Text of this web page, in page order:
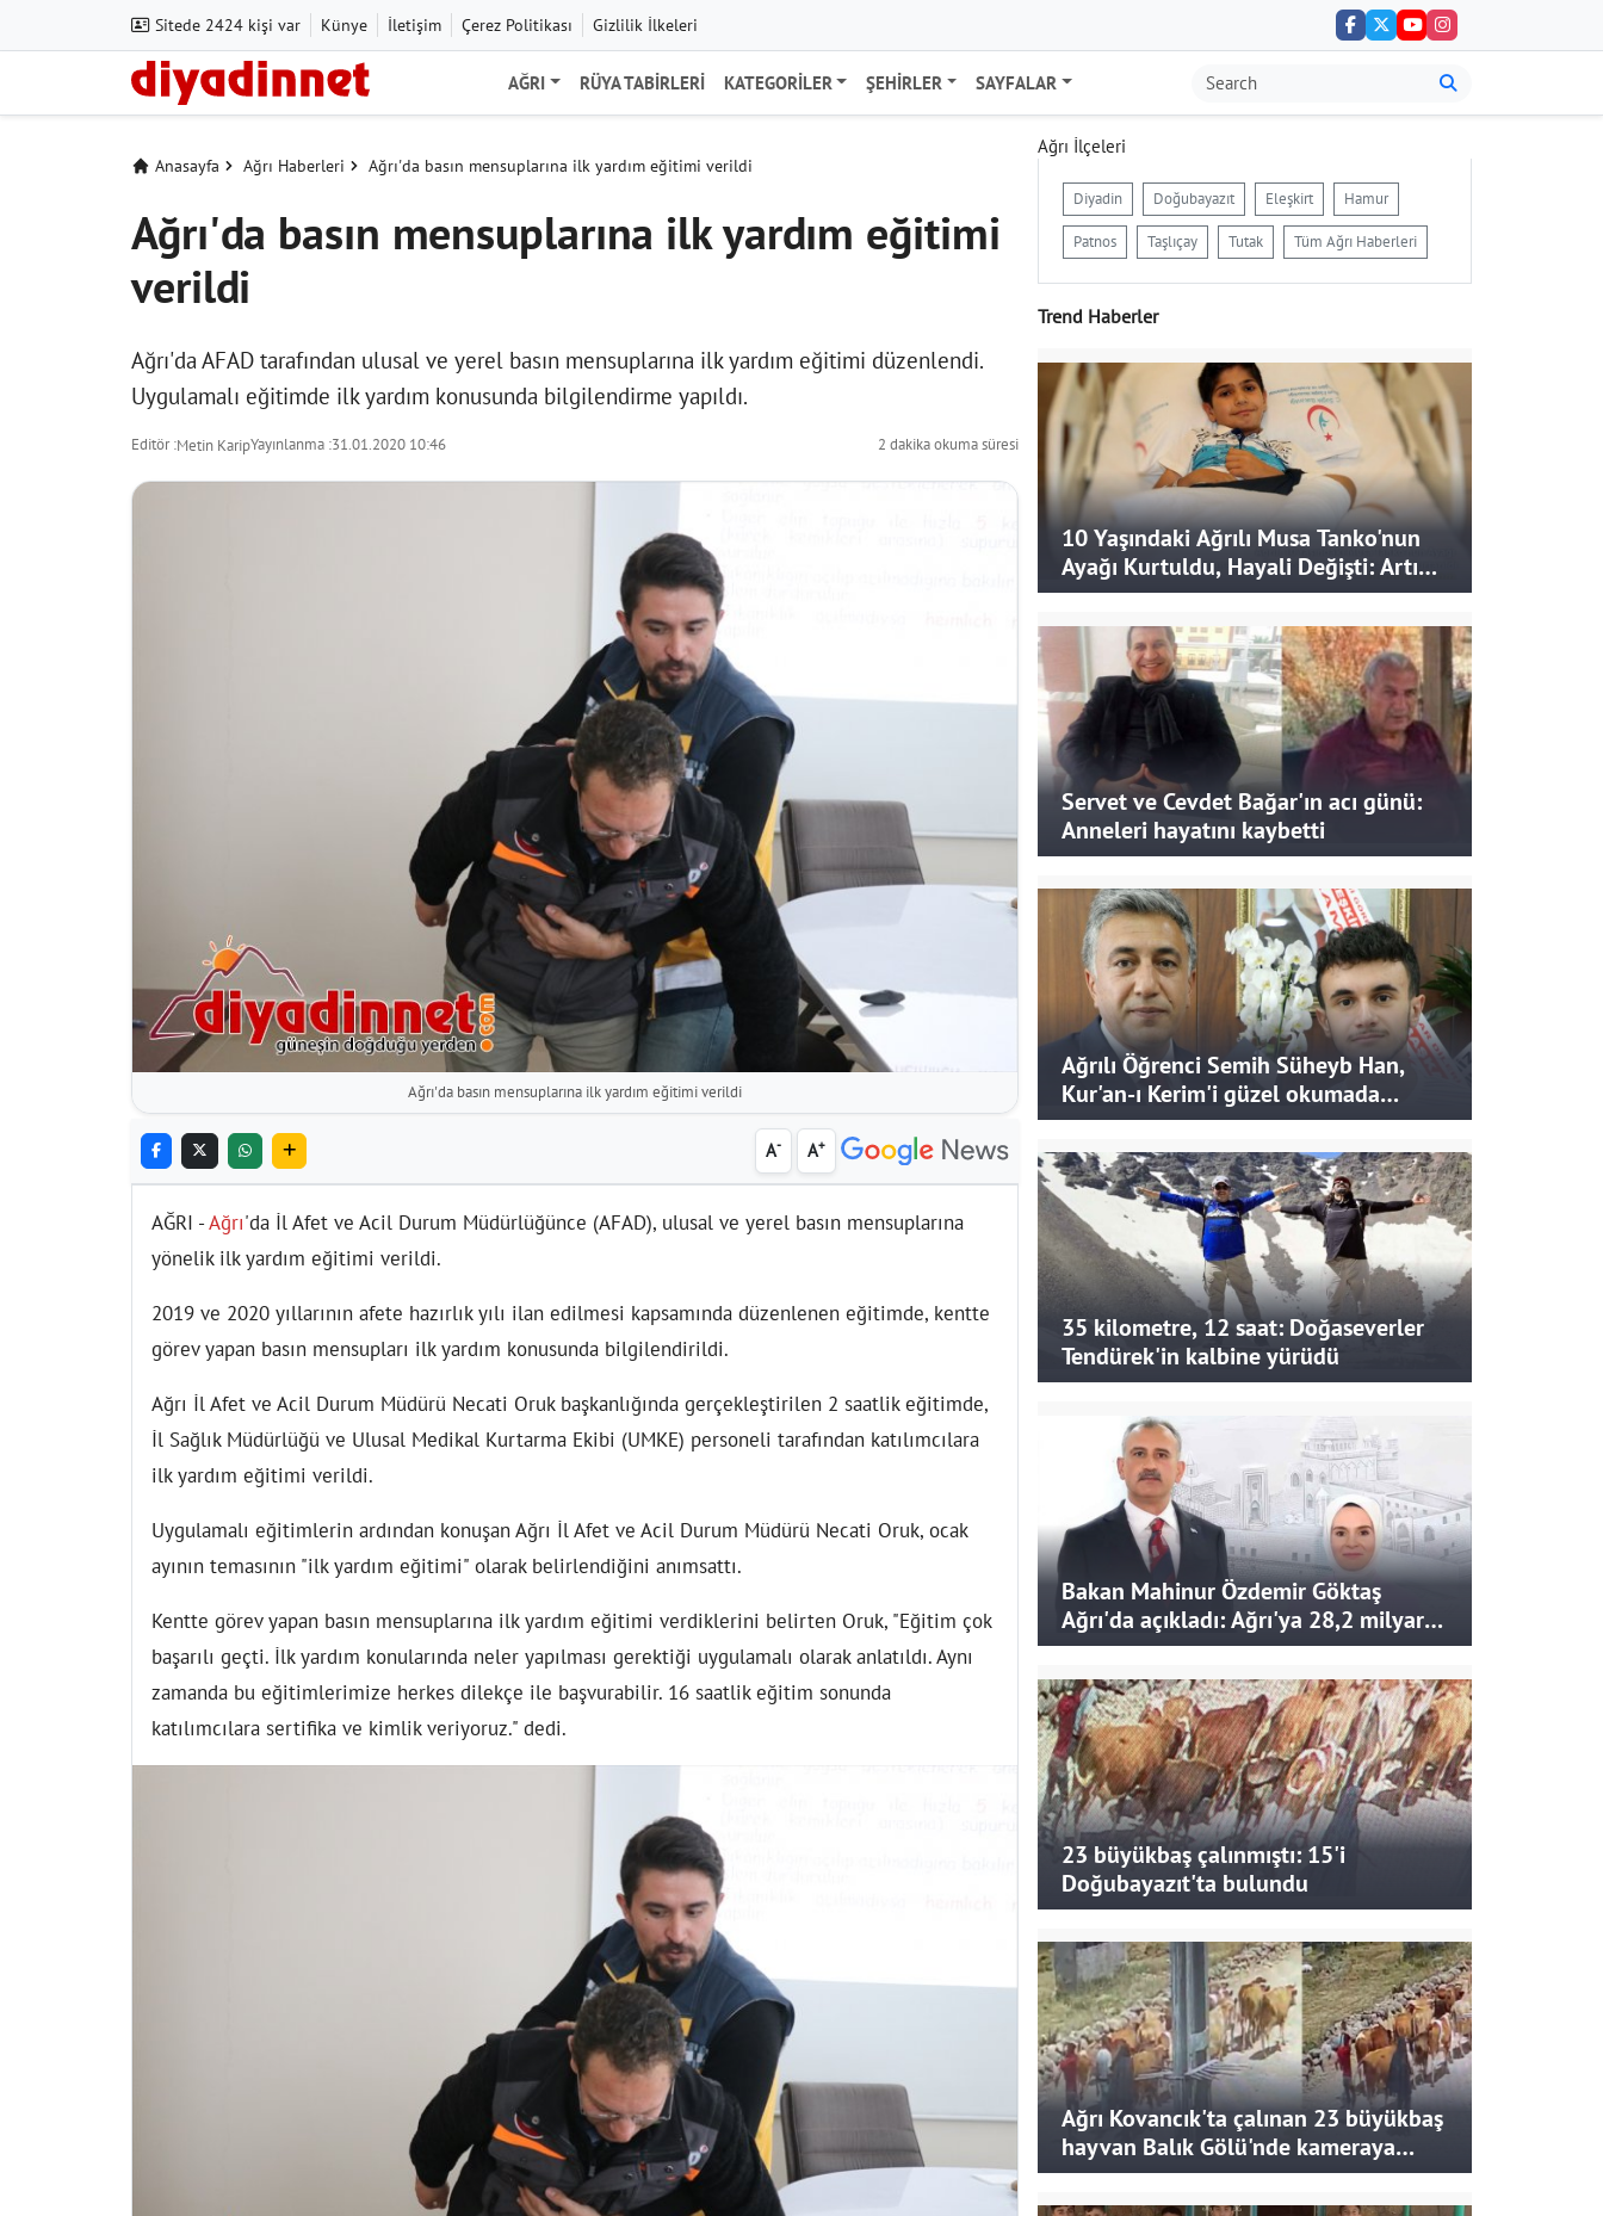
Sitede 2424 kişi var Künye İletişim Çerez Politikası Gizlilik İlkeleri
AĞRI RÜYA TABIRLERI KATEGORILER ŞEHIRLER SAYFALAR
Anasayfa Ağrı Haberleri Ağrı'da basın mensuplarına ilk yardım eğitimi verildi
Ağrı'da basın mensuplarına ilk yardım eğitimi
verildi
Ağrı'da AFAD tarafından ulusal ve yerel basın mensuplarına ilk yardım eğitimi düzenlendi.
Uygulamalı eğitimde ilk yardım konusunda bilgilendirme yapıldı.
Editör :Metin KaripYayınlanma :31.01.2020 10:46 2 dakika okuma süresi
Ağrı'da basın mensuplarına ilk yardım eğitimi verildi
A- A+
AĞRI -Ağrı'da İl Afet ve Acil Durum Müdürlüğünce (AFAD), ulusal ve yerel basın mensuplarına
yönelik ilk yardım eğitimi verildi.
2019 ve 2020 yıllarının afete hazırlık yılı ilan edilmesi kapsamında düzenlenen eğitimde, kentte
görev yapan basın mensupları ilk yardım konusunda bilgilendirildi.
Ağrı İl Afet ve Acil Durum Müdürü Necati Oruk başkanlığında gerçekleştirilen 2 saatlik eğitimde,
İl Sağlık Müdürlüğü ve Ulusal Medikal Kurtarma Ekibi (UMKE) personeli tarafından katılımcılara
ilk yardım eğitimi verildi.
Uygulamalı eğitimlerin ardından konuşan Ağrı İl Afet ve Acil Durum Müdürü Necati Oruk, ocak
ayının temasının "ilk yardım eğitimi" olarak belirlendiğini anımsattı.
Kentte görev yapan basın mensuplarına ilk yardım eğitimi verdiklerini belirten Oruk, "Eğitim çok
başarılı geçti. İlk yardım konularında neler yapılması gerektiği uygulamalı olarak anlatıldı. Aynı
zamanda bu eğitimlerimize herkes dilekçe ile başvurabilir. 16 saatlik eğitim sonunda
katılımcılara sertifika ve kimlik veriyoruz." dedi.
Ağrı İlçeleri
Diyadin Doğubayazıt Eleşkirt Hamur
Patnos Taşlıçay Tutak Tüm Ağrı Haberleri
Trend Haberler
10 Yaşındaki Ağrılı Musa Tanko'nun
Ayağı Kurtuldu, Hayali Değişti: Artık
Doktor Olmak İstiyor
Servet ve Cevdet Bağar'ın acı günü:
Anneleri hayatını kaybetti
Ağrılı Öğrenci Semih Süheyb Han,
Kur'an-ı Kerim'i güzel okumada
Türkiye ikincisi oldu
35 kilometre, 12 saat: Doğaseverler
Tendürek'in kalbine yürüdü
Bakan Mahinur Özdemir Göktaş
Ağrı'da açıkladı: Ağrı'ya 28,2 milyar
liralık yatırım ve destek sağlandı
23 büyükbaş çalınmıştı: 15'i
Doğubayazıt'ta bulundu
Ağrı Kovancık'ta çalınan 23 büyükbaş
hayvan Balık Gölü'nde kameraya
takıldı